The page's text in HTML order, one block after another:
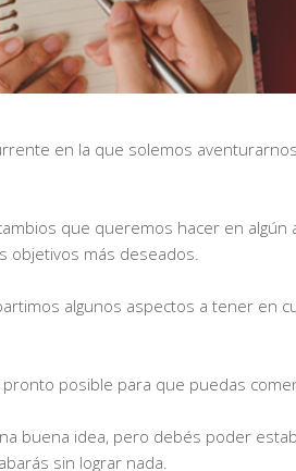
en la que solemos
que queremos hacer en algún
objetivos más deseados.
algunos aspectos a tener en
pronto posible para que puedas
buena idea, pero debés poder
sin lograr nada.